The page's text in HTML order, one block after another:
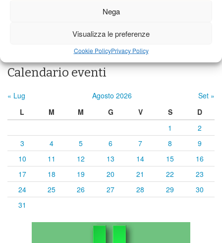
Nega
Visualizza le preferenze
Cookie PolicyPrivacy Policy
Calendario eventi
« Lug Agosto 2026
Set »
L
M M G V S
D
1
2
3
4 5 6 7 8
9
10
11 12 13 14 15
16
17
18 19 20 21 22
23
24
25 26 27 28 29
30
31